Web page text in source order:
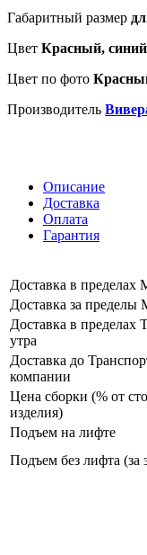
Габаритный размер
Цвет Красный,
Цвет по фото
Производитель
Описание
Доставка
Оплата
Гарантия
Доставка в
Доставка за
Доставка в пределах
утра
Доставка до
компании
Цена сборки (% от
изделия)
Подъем на лифте
Подъем без лифта (за